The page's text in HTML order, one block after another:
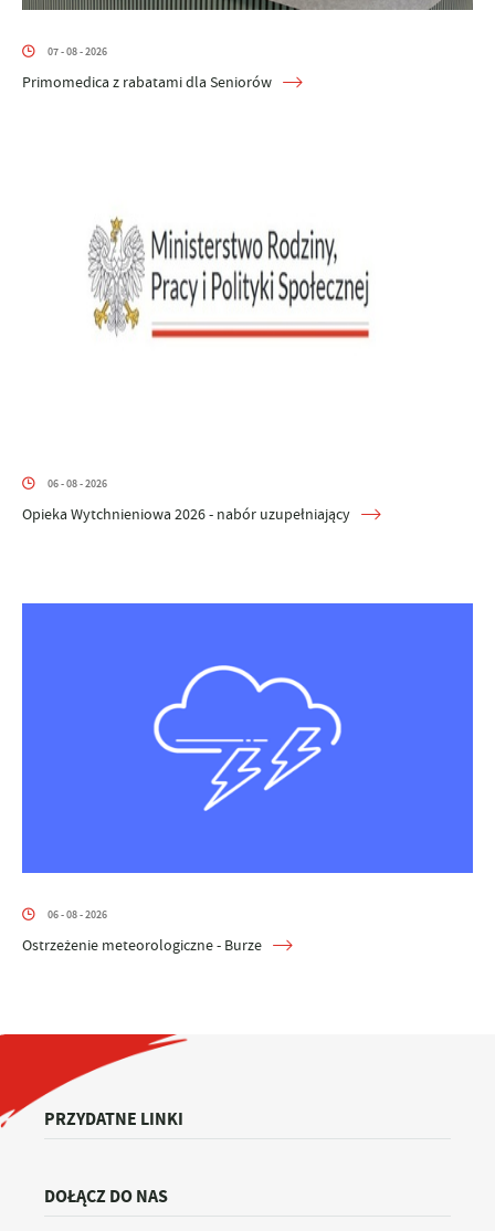
07 - 08 - 2026
Primomedica z rabatami dla Seniorów
06 - 08 - 2026
Opieka Wytchnieniowa 2026 - nabór uzupełniający
06 - 08 - 2026
Ostrzeżenie meteorologiczne - Burze
PRZYDATNE LINKI
DOŁĄCZ DO NAS